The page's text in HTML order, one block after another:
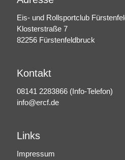
Eis- und Rollsportclub
Klosterstraße 7
82256 Fürstenfeldbruck
Kontakt
08141 2283866 (Info-Telefon)
info@ercf.de
Links
Impressum